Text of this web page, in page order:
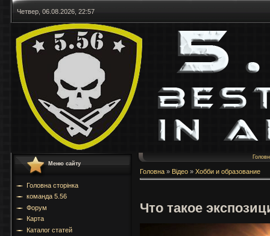
Четвер, 06.08.2026, 22:57
Меню сайту
Головна сторінка
команда 5.56
Форум
Карта
Каталог статей
Головна » Відео » Хобби и образование
Что такое